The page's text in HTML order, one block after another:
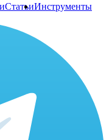
СтатьиИнструменты